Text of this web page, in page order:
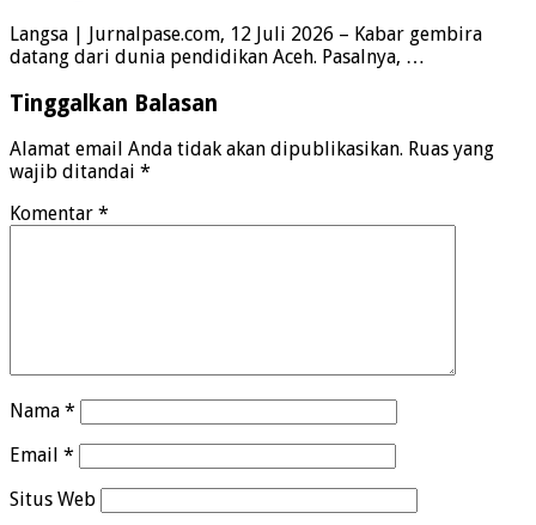
Langsa | Jurnalpase.com, 12 Juli 2026 – Kabar gembira
datang dari dunia pendidikan Aceh. Pasalnya, …
Tinggalkan Balasan
Alamat email Anda tidak akan dipublikasikan. Ruas yang
wajib ditandai *
Komentar *
Nama *
Email *
Situs Web